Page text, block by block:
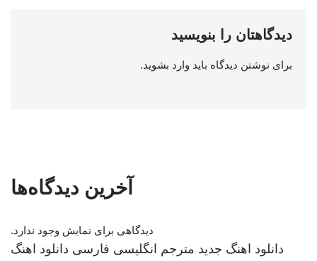
دیدگاهتان را بنویسید
برای نوشتن دیدگاه باید وارد بشوید.
آخرین دیدگاه‌ها
دیدگاهی برای نمایش وجود ندارد.
دانلود اهنگ جدید مترجم انگلیسی فارسی دانلود اهنگ